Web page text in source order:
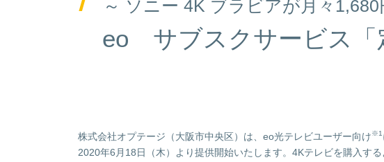
～ ソニー 4K ブラビアが月々
eo サブスクサービス「
株式会社オプテージ（大阪市中央区）は、eo光テレビユーザー向け※1
2020年6月18日（木）より提供開始いたします。4Kテレビを購入す